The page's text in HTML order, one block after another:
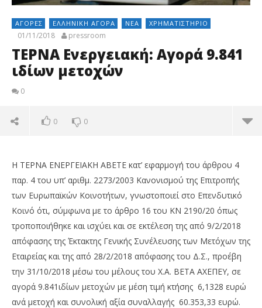
ΑΓΟΡΈΣ ΕΛΛΗΝΙΚΉ ΑΓΟΡΆ ΝΈΑ ΧΡΗΜΑΤΙΣΤΉΡΙΟ
01/11/2018 pressroom
ΤΕΡΝΑ Ενεργειακή: Αγορά 9.841
ιδίων μετοχών
0
0 0
NOW VIEWING
Η ΤΕΡΝΑ ΕΝΕΡΓΕΙΑΚΗ ΑΒΕΤΕ κατ’ εφαρμογή του άρθρου 4
παρ. 4 του υπ’ αριθμ. 2273/2003 Κανονισμού της Επιτροπής
των Ευρωπαϊκών Κοινοτήτων, γνωστοποιεί στο Επενδυτικό
Κοινό ότι, σύμφωνα με το άρθρο 16 του ΚΝ 2190/20 όπως
τροποποιήθηκε και ισχύει και σε εκτέλεση της από 9/2/2018
απόφασης της Έκτακτης Γενικής Συνέλευσης των Μετόχων της
Εταιρείας και της από 28/2/2018 απόφασης του Δ.Σ., προέβη
την 31/10/2018 μέσω του μέλους του Χ.Α. ΒΕΤΑ ΑΧΕΠΕΥ, σε
αγορά 9.841ιδίων μετοχών με μέση τιμή κτήσης 6,1328 ευρώ
ανά μετοχή και συνολική αξία συναλλαγής 60.353,33 ευρώ.